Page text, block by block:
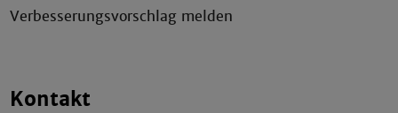
Verbesserungsvorschlag melden
Kontakt